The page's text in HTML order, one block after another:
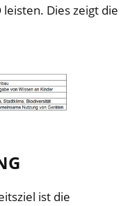
Dies zeigt die
ist die